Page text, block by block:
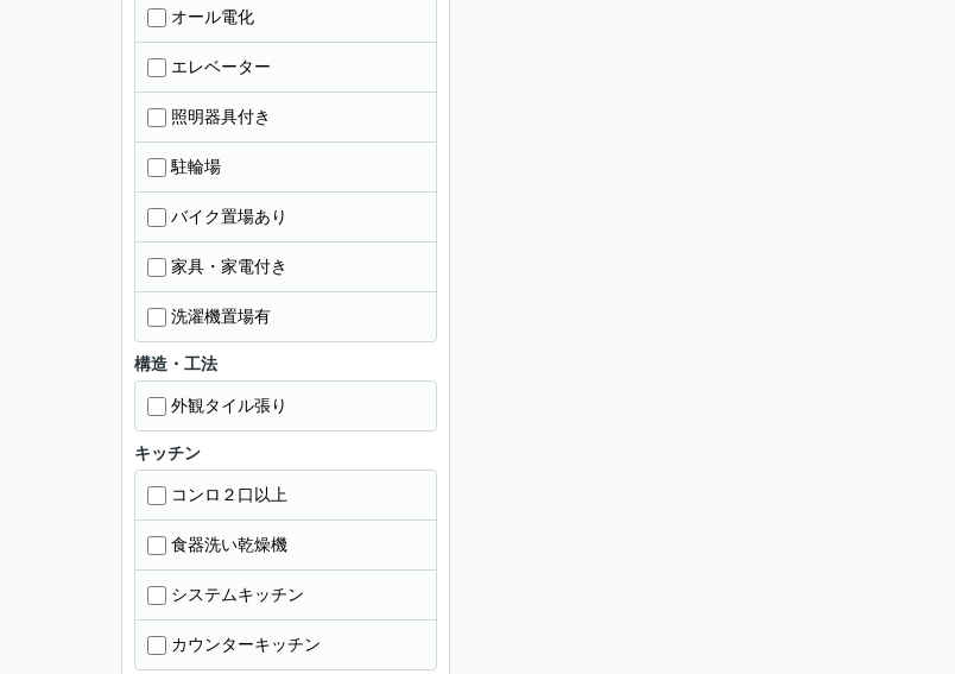
オール電化
エレベーター
照明器具付き
駐輪場
バイク置場あり
家具・家電付き
洗濯機置場有
構造・工法
外観タイル張り
キッチン
コンロ２口以上
食器洗い乾燥機
システムキッチン
カウンターキッチン